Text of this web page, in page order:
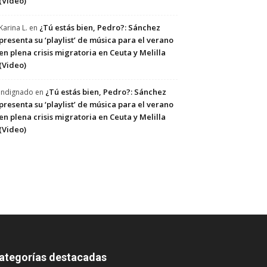
L. en ¿Tú estás bien, Pedro?: Sánchez
su ‘playlist’ de música para el verano
plena crisis migratoria en Ceuta y Melilla
en ¿Tú estás bien, Pedro?: Sánchez
su ‘playlist’ de música para el verano
plena crisis migratoria en Ceuta y Melilla
destacadas